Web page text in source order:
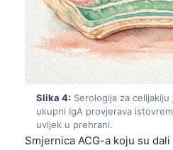
Slika 4: Serologija za celijakiju
ukupni IgA provjerava
uvijek u prehrani.
Smjernica ACG-a koju su